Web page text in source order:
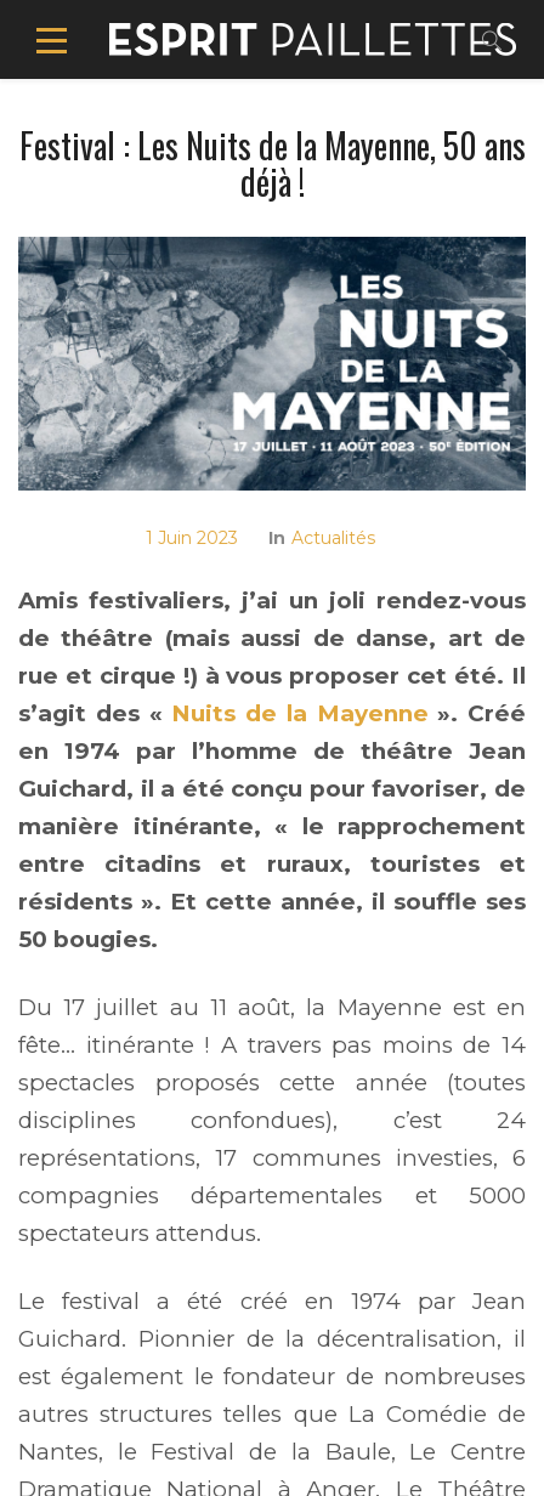
Festival : Les Nuits de la Mayenne, 50 ans
déjà !
1 Juin 2023 In Actualités
Amis festivaliers, j’ai un joli rendez-vous
de théâtre (mais aussi de danse, art de
rue et cirque !) à vous proposer cet été. Il
s’agit des « Nuits de la Mayenne ». Créé
en 1974 par l’homme de théâtre Jean
Guichard, il a été conçu pour favoriser, de
manière itinérante, « le rapprochement
entre citadins et ruraux, touristes et
résidents ». Et cette année, il souffle ses
50 bougies.
Du 17 juillet au 11 août, la Mayenne est en
fête… itinérante ! A travers pas moins de 14
spectacles proposés cette année (toutes
disciplines confondues), c’est 24
représentations, 17 communes investies, 6
compagnies départementales et 5000
spectateurs attendus.
Le festival a été créé en 1974 par Jean
Guichard. Pionnier de la décentralisation, il
est également le fondateur de nombreuses
autres structures telles que La Comédie de
Nantes, le Festival de la Baule, Le Centre
Dramatique National à Anger, Le Théâtre